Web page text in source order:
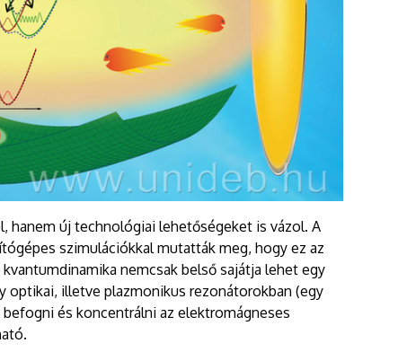
hanem új technológiai lehetőségeket is vázol. A
szimulációkkal mutatták meg, hogy ez az
nemcsak belső sajátja lehet egy
optikai, illetve plazmonikus rezonátorokban (egy
és koncentrálni az elektromágneses